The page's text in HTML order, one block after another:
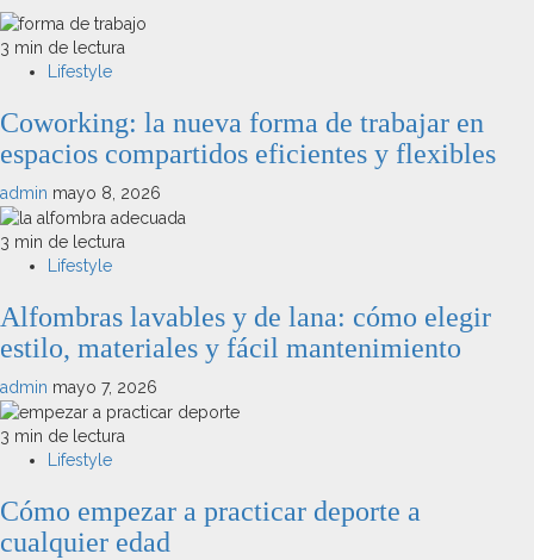
3 min de lectura
Lifestyle
Coworking: la nueva forma de trabajar en
espacios compartidos eficientes y flexibles
admin mayo 8, 2026
3 min de lectura
Lifestyle
Alfombras lavables y de lana: cómo elegir
estilo, materiales y fácil mantenimiento
admin mayo 7, 2026
3 min de lectura
Lifestyle
Cómo empezar a practicar deporte a
cualquier edad